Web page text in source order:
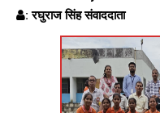
: रघुराज सिंह संवाददाता